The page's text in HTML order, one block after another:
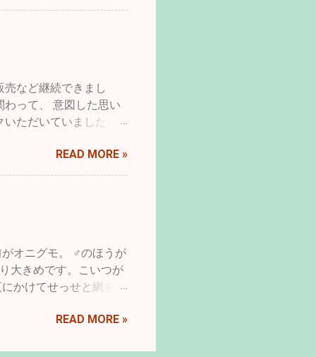
病気に弱くするなど
方で都合良くというだ
の、花型の変化や八重
きました。 先月の終
うタイトルを見つけま
んばって見ることにし
的疾患であろうものに
遺伝病の存在さえも一
あるそのような特徴を
が普通に行われてい
的な特徴をゆがめる育
り返される中身でし
など継続できまし
って、 意図した思い
ただいていました。
ファウンディング返礼
検査・・・入院・手
READ MORE »
オニグモ。 ♂のほうが
大きめです。こいつが
かけてせっせと網を張
たら修理はするでしょ
READ MORE »